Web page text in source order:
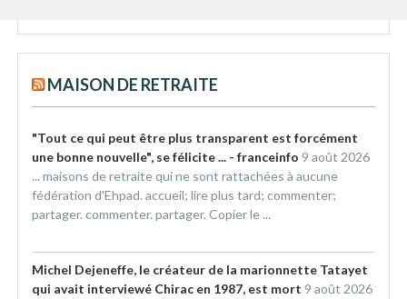
MAISON DE RETRAITE
"Tout ce qui peut être plus transparent est forcément
une bonne nouvelle", se félicite ... - franceinfo 9 août 2026
... maisons de retraite qui ne sont rattachées à aucune
fédération d'Ehpad. accueil; lire plus tard; commenter;
partager. commenter. partager. Copier le ...
Michel Dejeneffe, le créateur de la marionnette Tatayet
qui avait interviewé Chirac en 1987, est mort 9 août 2026